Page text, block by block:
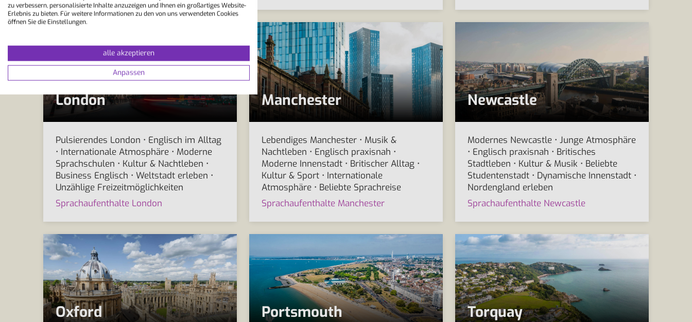
London
Pulsierendes London • Englisch im Alltag
• Internationale Atmosphäre • Moderne
Sprachschulen • Kultur & Nachtleben •
Business Englisch • Weltstadt erleben •
Unzählige Freizeitmöglichkeiten
Sprachaufenthalte London
Manchester
Lebendiges Manchester • Musik &
Nachtleben • Englisch praxisnah •
Moderne Innenstadt • Britischer Alltag •
Kultur & Sport • Internationale
Atmosphäre • Beliebte Sprachreise
Sprachaufenthalte Manchester
Newcastle
Modernes Newcastle • Junge Atmosphäre
• Englisch praxisnah • Britisches
Stadtleben • Kultur & Musik • Beliebte
Studentenstadt • Dynamische Innenstadt •
Nordengland erleben
Sprachaufenthalte Newcastle
Oxford Portsmouth Torquay
zu verbessern, personalisierte Inhalte anzuzeigen und Ihnen ein großartiges Website-
Erlebnis zu bieten. Für weitere Informationen zu den von uns verwendeten Cookies
öffnen Sie die Einstellungen.
alle akzeptieren
Anpassen